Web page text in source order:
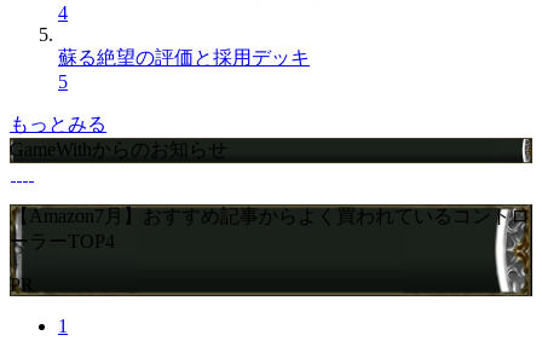
4
蘇る絶望の評価と採用デッキ
5
もっとみる
GameWithからのお知らせ
【Amazon7月】おすすめ記事からよく買われているコントロ
ーラーTOP4
PR
1